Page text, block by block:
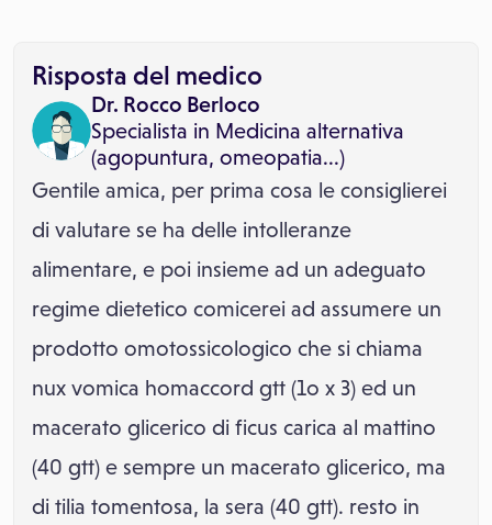
Risposta del medico
Dr. Rocco Berloco
Specialista in Medicina alternativa
(agopuntura, omeopatia...)
Gentile amica, per prima cosa le consiglierei
di valutare se ha delle intolleranze
alimentare, e poi insieme ad un adeguato
regime dietetico comicerei ad assumere un
prodotto omotossicologico che si chiama
nux vomica homaccord gtt (1o x 3) ed un
macerato glicerico di ficus carica al mattino
(40 gtt) e sempre un macerato glicerico, ma
di tilia tomentosa, la sera (40 gtt). resto in